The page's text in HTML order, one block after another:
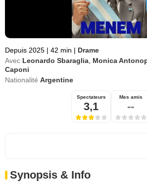
Depuis 2025 | 42 min | Drame
Avec Leonardo Sbaraglia Monica
Caponi
Nationalité Argentine
Spectateurs
3,1
Mes amis
--
Synopsis & Info